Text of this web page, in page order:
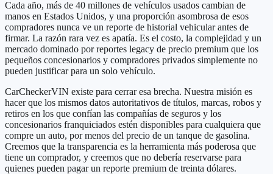
Cada año, más de 40 millones de vehículos usados cambian de
manos en Estados Unidos, y una proporción asombrosa de esos
compradores nunca ve un reporte de historial vehicular antes de
firmar. La razón rara vez es apatía. Es el costo, la complejidad y un
mercado dominado por reportes legacy de precio premium que los
pequeños concesionarios y compradores privados simplemente no
pueden justificar para un solo vehículo.
CarCheckerVIN existe para cerrar esa brecha. Nuestra misión es
hacer que los mismos datos autoritativos de títulos, marcas, robos y
retiros en los que confían las compañías de seguros y los
concesionarios franquiciados estén disponibles para cualquiera que
compre un auto, por menos del precio de un tanque de gasolina.
Creemos que la transparencia es la herramienta más poderosa que
tiene un comprador, y creemos que no debería reservarse para
quienes pueden pagar un reporte premium de treinta dólares.